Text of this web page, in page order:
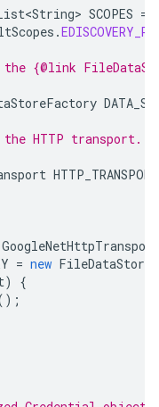
SCOPES =
.
{@link
HTTP transport.
HTTP_TRANSPORT
GoogleNetHttpTransport
= new
)
{